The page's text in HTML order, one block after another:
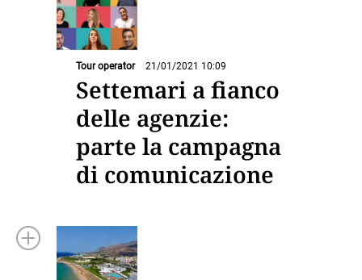
Tour operator 21/01/2021 10:09
Settemari a fianco
delle agenzie:
parte la campagna
di comunicazione